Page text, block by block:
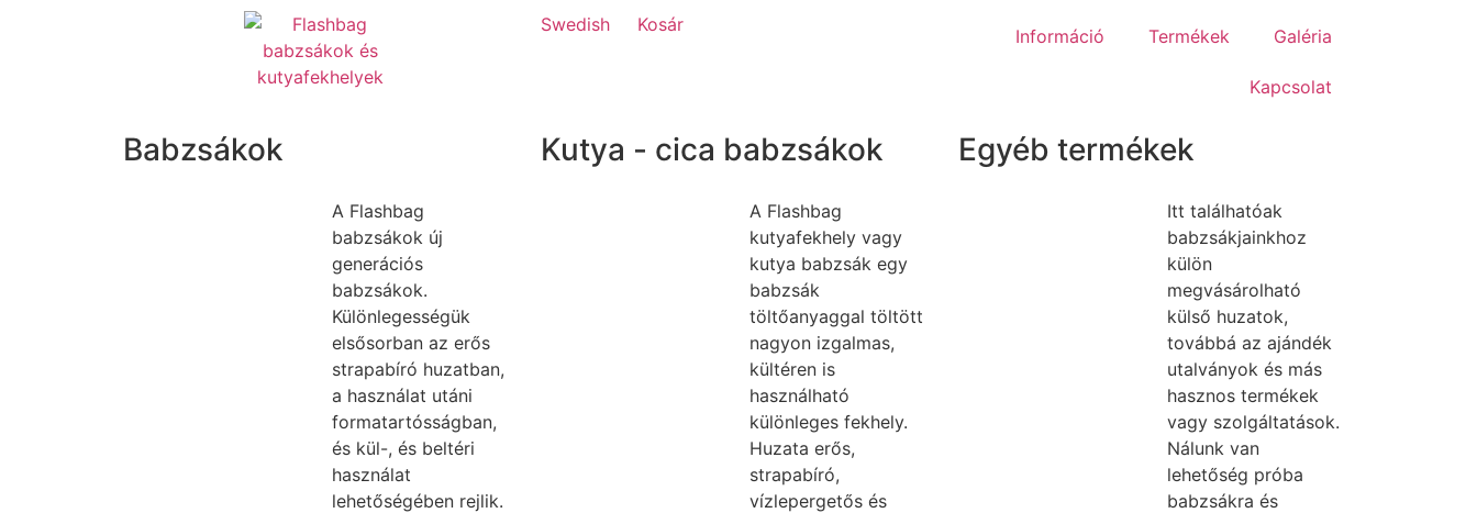
Swedish Kosár
Információ Termékek Galéria
Kapcsolat
Babzsákok
A Flashbag
babzsákok új
generációs
babzsákok.
Különlegességük
elsősorban az erős
strapabíró huzatban,
a használat utáni
formatartósságban,
és kül-, és beltéri
használat
lehetőségében rejlik.
Kutya - cica babzsákok
A Flashbag
kutyafekhely vagy
kutya babzsák egy
babzsák
töltőanyaggal töltött
nagyon izgalmas,
kültéren is
használható
különleges fekhely.
Huzata erős,
strapabíró,
vízlepergetős és
Egyéb termékek
Itt találhatóak
babzsákjainkhoz
külön
megvásárolható
külső huzatok,
továbbá az ajándék
utalványok és más
hasznos termékek
vagy szolgáltatások.
Nálunk van
lehetőség próba
babzsákra és